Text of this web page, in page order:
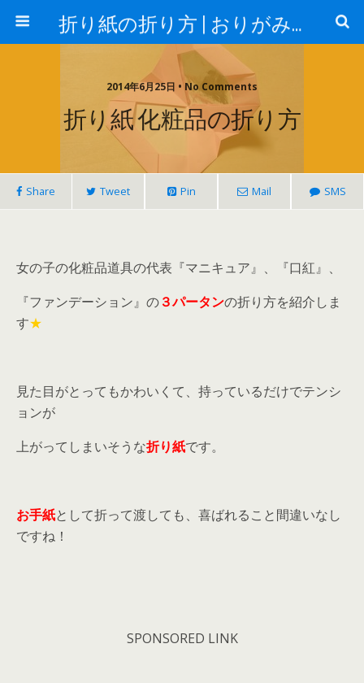
折り紙の折り方 | おりがみランド
2014年6月25日 • No Comments
折り紙 化粧品の折り方
Share Tweet Pin Mail SMS
女の子の化粧品道具の代表『マニキュア』、『口紅』、
『ファンデーション』の３パータンの折り方を紹介しま
す★
見た目がとってもかわいくて、持っているだけでテンシ
ョンが
上がってしまいそうな折り紙です。
お手紙として折って渡しても、喜ばれること間違いなし
ですね！
SPONSORED LINK